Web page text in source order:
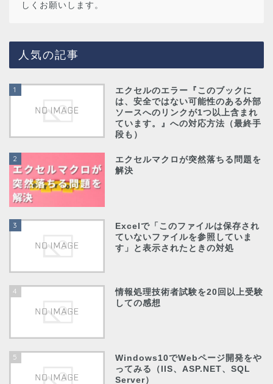
しくお願いします。
人気の記事
1
エクセルのエラー『このブックに
は、安全ではない可能性のある外部
ソースへのリンクが1つ以上含まれ
ています。』への対応方法（最終手
段も）
2
エクセルマクロが突然落ちる問題を
解決
3
Excelで「このファイルは保存され
ていないファイルを参照していま
す」と表示されたときの対処
4
情報処理技術者試験を20回以上受験
しての感想
5
Windows10でWebページ開発をや
ってみる（IIS、ASP.NET、SQL
Server）